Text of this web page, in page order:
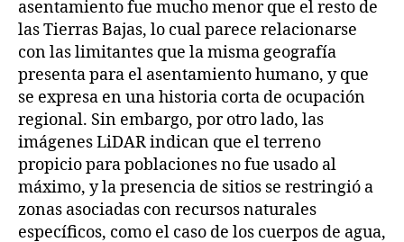
asentamiento fue mucho menor que el resto de
las Tierras Bajas, lo cual parece relacionarse
con las limitantes que la misma geografía
presenta para el asentamiento humano, y que
se expresa en una historia corta de ocupación
regional. Sin embargo, por otro lado, las
imágenes LiDAR indican que el terreno
propicio para poblaciones no fue usado al
máximo, y la presencia de sitios se restringió a
zonas asociadas con recursos naturales
específicos, como el caso de los cuerpos de agua,